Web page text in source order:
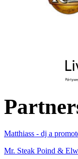
Matthiass - dj a
Mr. Steak Poind &